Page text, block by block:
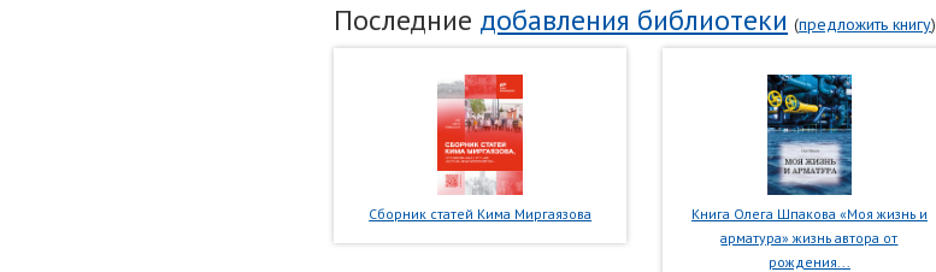
Последние добавления библиотеки (предложить книгу)
Сборник статей Кима Миргаязова
Книга Олега Шпакова «Моя жизнь и
арматура» жизнь автора от
рождения...